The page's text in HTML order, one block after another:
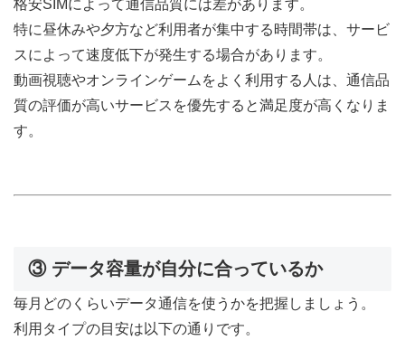
格安SIMによって通信品質には差があります。
特に昼休みや夕方など利用者が集中する時間帯は、サービ
スによって速度低下が発生する場合があります。
動画視聴やオンラインゲームをよく利用する人は、通信品
質の評価が高いサービスを優先すると満足度が高くなりま
す。
③ データ容量が自分に合っているか
毎月どのくらいデータ通信を使うかを把握しましょう。
利用タイプの目安は以下の通りです。